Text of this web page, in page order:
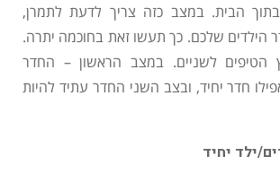
הבית. במצב כזה צריך לדעת לתמרן,
הילדים שלכם. כך תעשו זאת בחוכמה יתרה.
הטיפים לשניים. במצב הראשון – החדר
חדר יחיד, ובצב השני החדר עתיד להיות
ילד יחיד